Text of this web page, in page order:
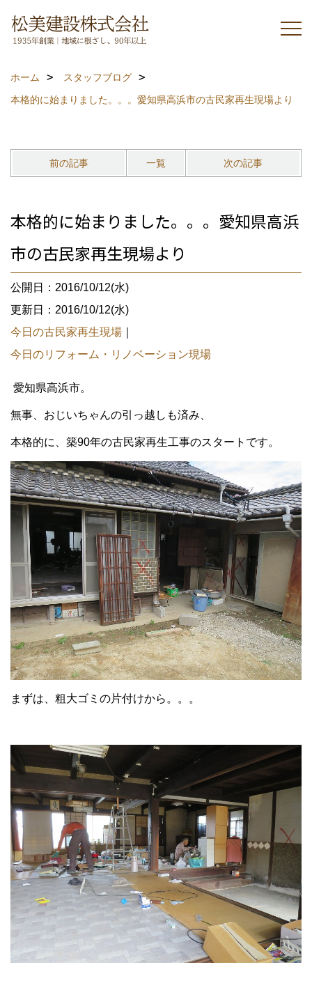
ホーム
スタッフブログ
本格的に始まりました。。。愛知県高浜市の古民家再生現場より
前の記事 一覧 次の記事
本格的に始まりました。。。愛知県高浜
市の古民家再生現場より
公開日：2016/10/12(水)
更新日：2016/10/12(水)
今日の古民家再生現場
今日のリフォーム・リノベーション現場
愛知県高浜市。
無事、おじいちゃんの引っ越しも済み、
本格的に、築90年の古民家再生工事のスタートです。
まずは、粗大ゴミの片付けから。。。